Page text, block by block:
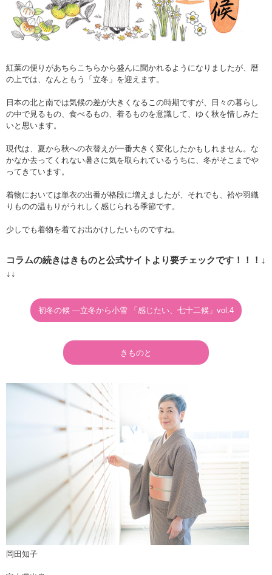
紅葉の便りがあちらこちらから盛んに聞かれるようになりましたが、暦
の上では、なんともう「立冬」を迎えます。
日本の北と南では気候の差が大きくなるこの時期ですが、日々の暮らし
の中で見るもの、食べるもの、着るものを意識して、ゆく秋を惜しみた
いと思います。
現代は、夏から秋への衣替えが一番大きく変化したかもしれません。な
かなか去ってくれない暑さに気を取られているうちに、冬がそこまでや
ってきています。
着物においては単衣の出番が格段に増えましたが、それでも、袷や羽織
りものの温もりがうれしく感じられる季節です。
少しでも着物を着てお出かけしたいものですね。
コラムの続きはきものと公式サイトより要チェックです！！！↓
↓↓
初冬の候 ―立冬から小雪 「感じたい、七十二候」vol.4
きものと
岡田知子